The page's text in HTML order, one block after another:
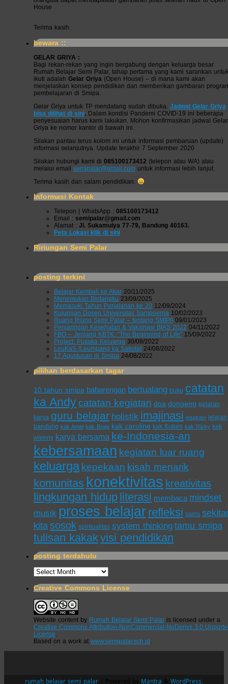
House
Terima kasih.
bewara ::
GELAR GRIYA :
Bagi rekan-rekan yang ingin bergabung dengan keluarga besar
Rumah Belajar Semi Palar, tahap pertama yang kami sarankan
ikuti adalah Gelar Griya (Open House) – di mana kami akan
menjelaskan konsep pendidikan dan memberikan gambaran
pembelajaran di Smipa.
Gelar Griya untuk TP mendatang sudah dibuka. Jadwal Gelar Griya
bisa dilihat di sini. Dalam kondisi Pandemi COVID-19 ini beberapa
penyesuaian harus kami lakukan. Mohon konfirmasikan jadwal Gelar
Griya ke nomor kantor di bawah ini.
Silakan pantau terus kolom ini untuk informasi pembaruan (update)
informasi selanjutnya. Update terakhir 7 September 2020
Silakan hubungi kami di 085100173412 (telepon atau WA) atau
melalui email semipalar@gmail.com untuk informasi lebih lanjut.
Terima kasih dan salam pendidikan.
Informasi Kontak
Telepon | WhatsApp : 085100173412
Email : semipalar@gmail.com
Alamat : Jl. Sukamulya 77-79, Bandung 40163.
Peta Lokasi klik di sini
Ririungan Semi Palar
posting terkini
Belajar Kembali ke Akar 20/11/2025
Menemukan Bintangku 23/09/2025
Memasuki Tahun Perjalanan ke 20 12/09/2024
Kujungan Dosen Universitas Sampoerna 10/02/2023
Ruang Riung Semi Palar – tentang SMIPA 09/01/2023
Penjaringan Kesehatan & Vaksinasi BIAS 2022 04/11/2022
FBO – Jenjang KBTK: “The Beginning of Life” 15/09/2022
Project: Pusaka Keluarga 30/08/2022
LeuKaS [Leumpang ka Sakola] 24/08/2022
17 Agustusan di Smipa 24/08/2022
pilihan berdasarkan tagar
10 tahun smipa babarengan bertualang buku catatan
ka Andy catatan kegiatan doa dongeng gelaran
karya guru belajar holistik imajinasi inspirasi jelajah
bandung kak Amel kak Braja kak caroline kak Koben kak Rizky kak
wienny karya bersama ke-Indonesia-an
kebersamaan kegiatan luar ruang
keluarga kepekaan kisah menarik
komunitas konektivitas kreativitas
lingkungan hidup literasi membaca mindset
musik proses belajar refleksi sains
kita sosok spiritualitas system thinking tamu smipa
tulisan kakakvisi pendidikan
posting terdahulu
posting
terdahulu
Creative Commons License
Website content by Rumah Belajar Semi Palar is licensed under a
Creative Commons Attribution-NonCommercial-NoDerivs 3.0
License.
Based on a work at www.semipalar.sch.id .
rumah belajar semi palar Mantra WordPress.